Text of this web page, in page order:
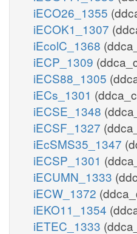
iECO26_1355
iECOK1_1307
iEcolC_1368
iECP_1309
iECS88_1305
iECs_1301
iECSE_1348
iECSF_1327
iEcSMS35_1347
iECSP_1301
iECUMN_1333
iECW_1372
iEKO11_1354
iETEC_1333